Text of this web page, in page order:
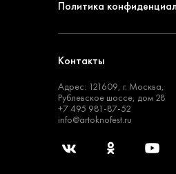
Политика
Контакты
Адрес: 121609, г. Москва,
Рублевское шоссе, дом 28
+7 495 981-87-52
info@artoknofest.ru